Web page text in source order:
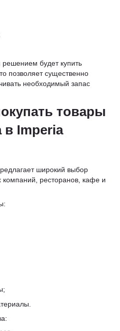
будет купить
позволяет существенно
необходимый запас
товары
в Imperia
широкий выбор
компаний, ресторанов, кафе и